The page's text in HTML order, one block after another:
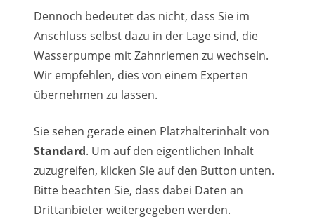
Dennoch bedeutet das nicht, dass Sie im
Anschluss selbst dazu in der Lage sind, die
Wasserpumpe mit Zahnriemen zu wechseln.
Wir empfehlen, dies von einem Experten
übernehmen zu lassen.
Sie sehen gerade einen Platzhalterinhalt von
Standard. Um auf den eigentlichen Inhalt
zuzugreifen, klicken Sie auf den Button unten.
Bitte beachten Sie, dass dabei Daten an
Drittanbieter weitergegeben werden.